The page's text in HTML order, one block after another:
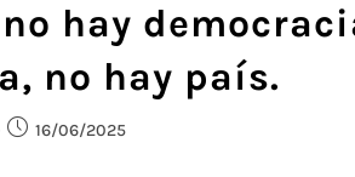
hay
no hay país.
16/06/2025